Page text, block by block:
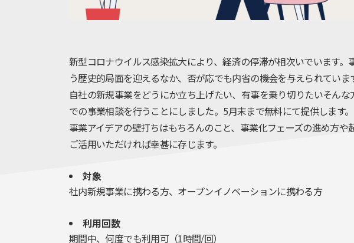
新型コロナウイルス感染拡大により、経済の停滞が相次いでいます
う歴史的局面を迎えるなか、否が応でも内省の機会を与えられていま
自社の新規事業をどうにか立ち上げたい、有事を乗り切りたいそん
での事業相談を行うことにしました。 5月末まで無料にて提供します。
事業アイデアの壁打ちはもちろんのこと、事業化フェーズの進め方
ご活用いただければ幸甚に存じます。
対象
社内新規事業に携わる方、オープンイノベーションに携わる方
利用回数
期間中、何度でも利用可（1時間/回）